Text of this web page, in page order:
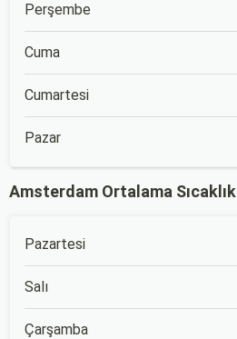
Perşembe
Cuma
Cumartesi
Pazar
Amsterdam Ortalama Sıcaklık
Pazartesi
Salı
Çarşamba